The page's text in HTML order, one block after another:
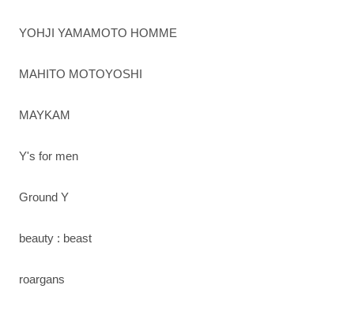
YOHJI YAMAMOTO HOMME
MAHITO MOTOYOSHI
MAYKAM
Y's for men
Ground Y
beauty : beast
roargans